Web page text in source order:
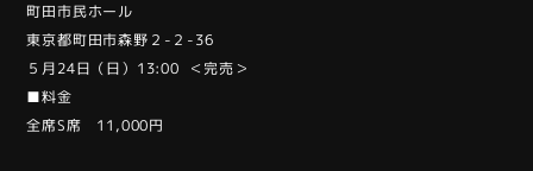
町田市民ホール
東京都町田市森野２-２-36
５月24日（日）13:00 ＜完売＞
■料金
全席S席 11,000円